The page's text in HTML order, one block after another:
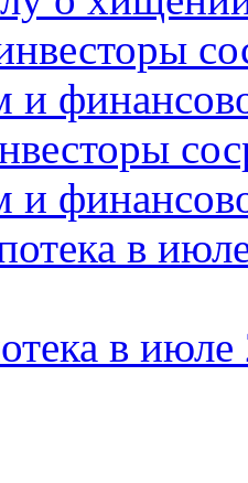
и
в июле